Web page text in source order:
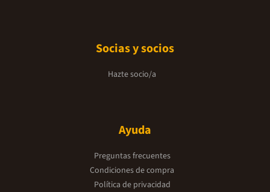
Socias y socios
Hazte socio/a
Ayuda
Preguntas frecuentes
Condiciones de compra
Política de privacidad